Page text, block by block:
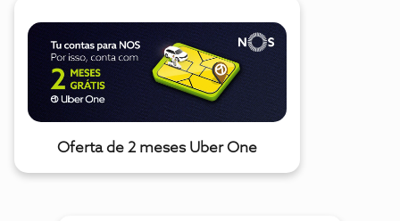
Oferta de 2 meses Uber One